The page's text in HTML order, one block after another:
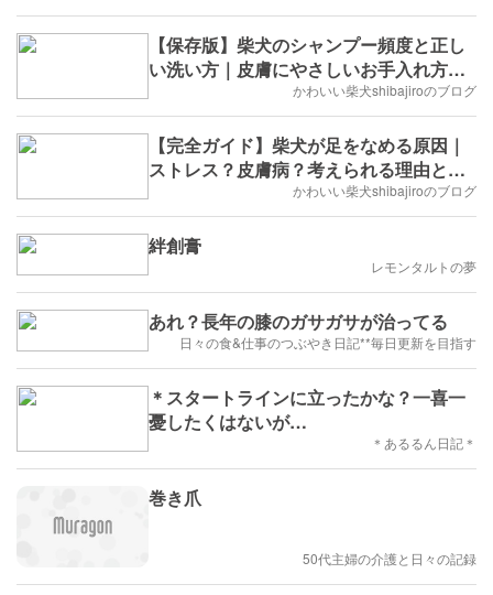
【保存版】柴犬のシャンプー頻度と正し
い洗い方｜皮膚にやさしいお手入れ方法
かわいい柴犬shibajiroのブログ
【完全ガイド】柴犬が足をなめる原因｜
ストレス？皮膚病？考えられる理由と対
かわいい柴犬shibajiroのブログ
絆創膏
レモンタルトの夢
あれ？長年の膝のガサガサが治ってる
日々の食&仕事のつぶやき日記**毎日更新を目指す
＊スタートラインに立ったかな？一喜一
憂したくはないが…
＊あるるん日記＊
巻き爪
50代主婦の介護と日々の記録